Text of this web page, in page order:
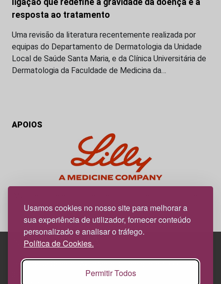
Usamos cookies no nosso site para melhorar a
sua experiência de utilizador, fornecer conteúdo
personalizado e analisar o tráfego.
Política de Cookies.
Permitir Todos
resposta ao tratamento
Uma revisão da literatura recentemente realizada por
equipas do Departamento de Dermatologia da Unidade
Local de Saúde Santa Maria, e da Clínica Universitária de
Dermatologia da Faculdade de Medicina da…
APOIOS
News Farma, possível com o apoio da Lilly.
Edif. Lisboa Oriente | Av. Infante D. Henrique, n.º 333H, esc.